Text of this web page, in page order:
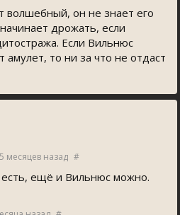
волшебный, он не знает его
дрожать, если
Если Вильнюс
то ни за что не отдаст
5 месяцев назад #
ещё и Вильнюс можно.